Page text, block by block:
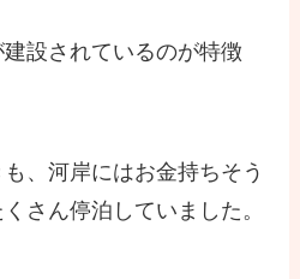
設されているのが特徴
、河岸にはお金持ちそう
さん停泊していました。